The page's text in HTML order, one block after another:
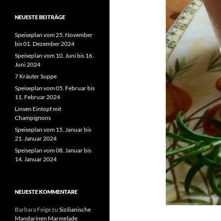
NEUESTE BEITRÄGE
Speiseplan vom 25. November
bis 01. Dezember 2024
Speiseplan vom 10. Juni bis 16.
Juni 2024
7 Kräuter Suppe
Speiseplan vom 05. Februar bis
11. Februar 2024
Linsen Eintopf mit
Champignons
Speiseplan vom 15. Januar bis
21. Januar 2024
Speiseplan vom 08. Januar bis
14. Januar 2024
NEUESTE KOMMENTARE
Barbara Feigezu Sizilianische
Mandarinen Marmelade